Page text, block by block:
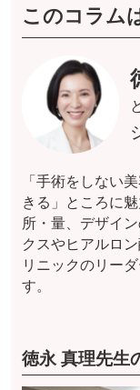
このコラム
「手術をしない
きる」ところに
所・量、デザイ
クスやヒアルロ
リニックのリー
す。
徳永 真理先生